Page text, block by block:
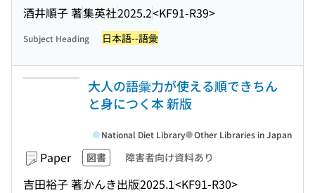
酒井順子 著集英社2025.2<KF91-R39>
Subject Heading 日本語--語彙
大人の語彙力が使える順できちん
と身につく本 新版
Paper 図書 障害者向け資料あり
吉田裕子 著かんき出版2025.1<KF91-R30>
National Diet Library Other Libraries in Japan